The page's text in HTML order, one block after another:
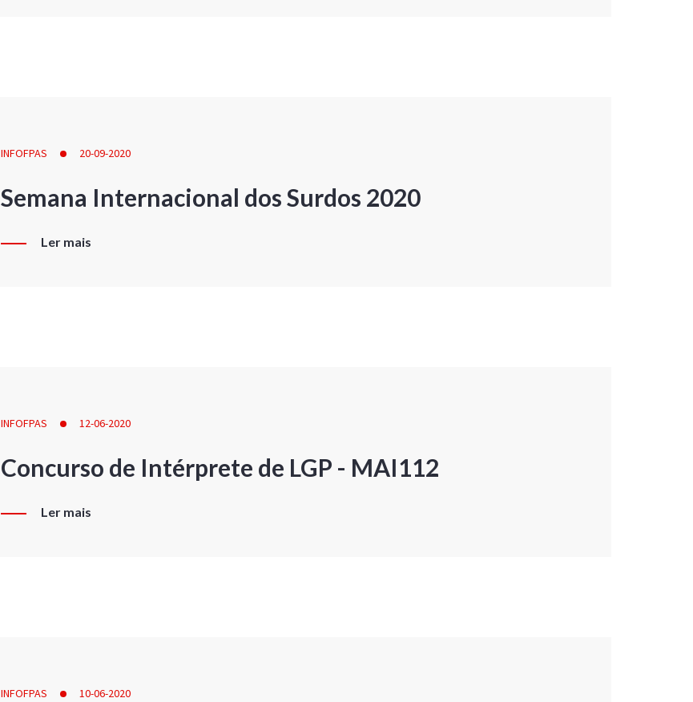
INFOFPAS 20-09-2020
Semana Internacional dos Surdos 2020
Ler mais
INFOFPAS 12-06-2020
Concurso de Intérprete de LGP - MAI112
Ler mais
INFOFPAS 10-06-2020